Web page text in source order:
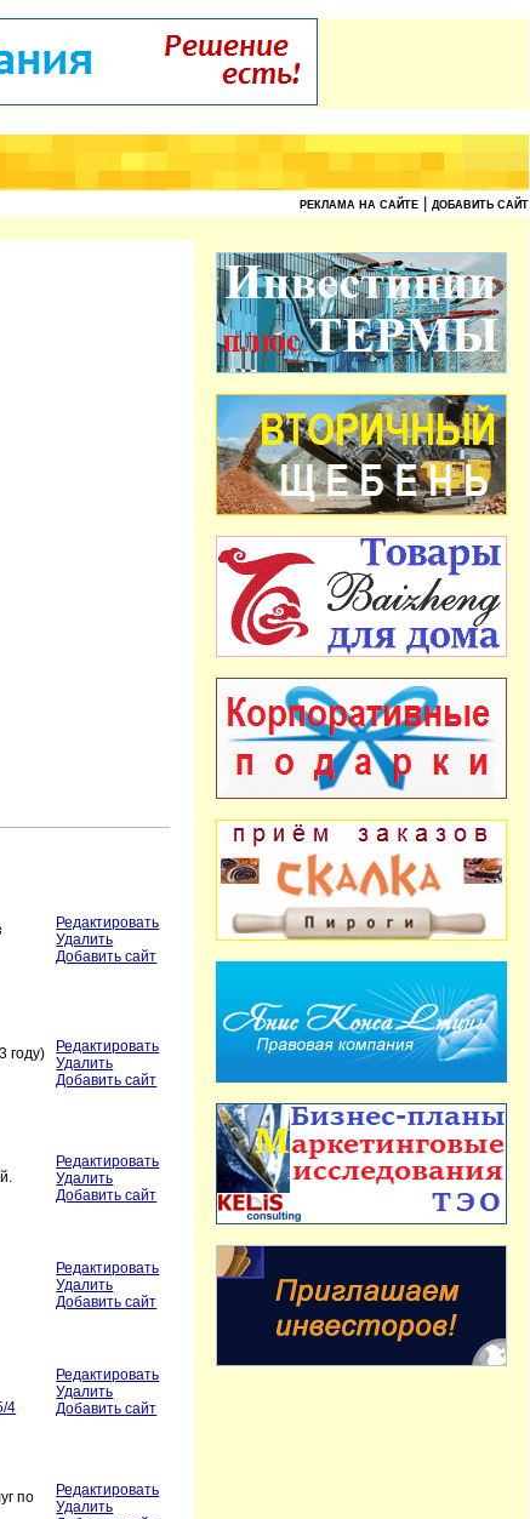
РЕКЛАМА НА САЙТЕ ДОБАВИТЬ САЙТ
Редактировать
Удалить
Добавить сайт
году)
Редактировать
Удалить
Добавить сайт
Редактировать
Удалить
Добавить сайт
Редактировать
Удалить
Добавить сайт
4
Редактировать
Удалить
Добавить сайт
по
Редактировать
Удалить